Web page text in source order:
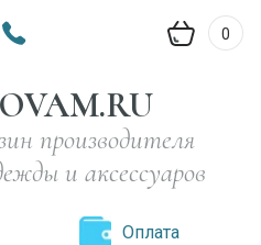
0
производителя
и аксессуаров
Оплата